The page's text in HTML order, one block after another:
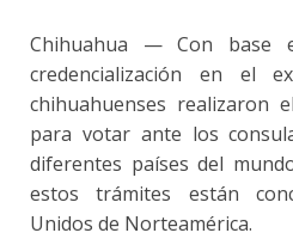
Chihuahua — Con base
credencialización en el
chihuahuenses realizaron
para votar ante los
diferentes países del
estos trámites están
Unidos de Norteamérica.